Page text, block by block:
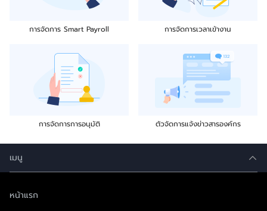
การจัดการ Smart Payroll การจัดการเวลาเข้างาน
การจัดการการอนุมัติ ตัวจัดการแจ้งข่าวสารองค์กร
เมนู
หน้าแรก